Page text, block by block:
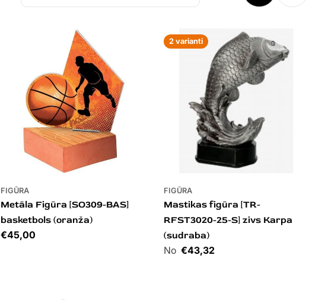
FIGŪRA
Metāla Figūra [SO309-BAS]
basketbols (oranža)
Cena
€45,00
2 varianti
FIGŪRA
Mastikas figūra [TR-
RFST3020-25-S] zivs Karpa
(sudraba)
Cena€43,32